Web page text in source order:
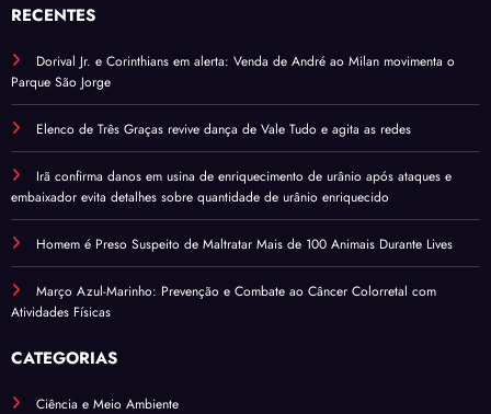
RECENTES
Dorival Jr. e Corinthians em alerta: Venda de André ao Milan movimenta o
Parque São Jorge
Elenco de Três Graças revive dança de Vale Tudo e agita as redes
Irã confirma danos em usina de enriquecimento de urânio após ataques e
embaixador evita detalhes sobre quantidade de urânio enriquecido
Homem é Preso Suspeito de Maltratar Mais de 100 Animais Durante Lives
Março Azul-Marinho: Prevenção e Combate ao Câncer Colorretal com
Atividades Físicas
CATEGORIAS
Ciência e Meio Ambiente